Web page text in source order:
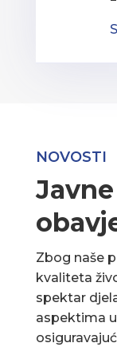
NOVOSTI
Zbog naše
kvaliteta
spektar
aspektima